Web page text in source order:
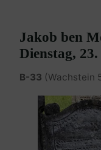
Jakob ben
Dienstag,
B-33 (Wachstein